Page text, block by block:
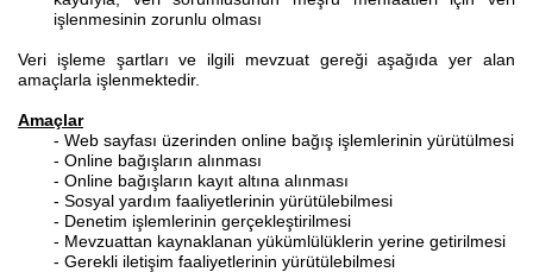
işlenmesinin zorunlu olması
Veri işleme şartları ve ilgili mevzuat gereği aşağıda yer alan
amaçlarla işlenmektedir.
Amaçlar
- Web sayfası üzerinden online bağış işlemlerinin yürütülmesi
- Online bağışların alınması
- Online bağışların kayıt altına alınması
- Sosyal yardım faaliyetlerinin yürütülebilmesi
- Denetim işlemlerinin gerçekleştirilmesi
- Mevzuattan kaynaklanan yükümlülüklerin yerine getirilmesi
- Gerekli iletişim faaliyetlerinin yürütülebilmesi